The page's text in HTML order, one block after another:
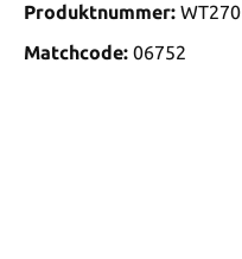
Produktnummer: WT270
Matchcode: 06752